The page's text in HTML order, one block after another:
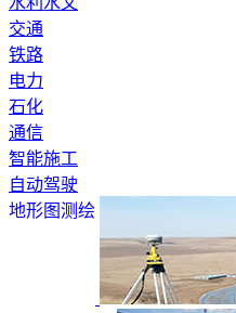
交通
铁路
电力
石化
通信
智能施工
自动驾驶
地形图测绘